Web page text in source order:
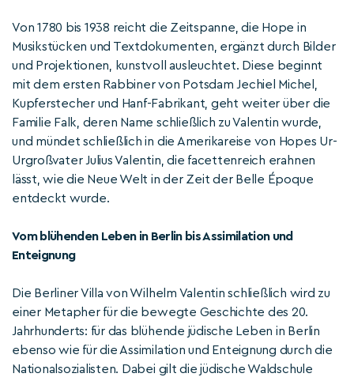
Von 1780 bis 1938 reicht die Zeitspanne, die Hope in
Musikstücken und Textdokumenten, ergänzt durch Bilder
und Projektionen, kunstvoll ausleuchtet. Diese beginnt
mit dem ersten Rabbiner von Potsdam Jechiel Michel,
Kupferstecher und Hanf-Fabrikant, geht weiter über die
Familie Falk, deren Name schließlich zu Valentin wurde,
und mündet schließlich in die Amerikareise von Hopes Ur-
Urgroßvater Julius Valentin, die facettenreich erahnen
lässt, wie die Neue Welt in der Zeit der Belle Époque
entdeckt wurde.
Vom blühenden Leben in Berlin bis Assimilation und
Enteignung
Die Berliner Villa von Wilhelm Valentin schließlich wird zu
einer Metapher für die bewegte Geschichte des 20.
Jahrhunderts: für das blühende jüdische Leben in Berlin
ebenso wie für die Assimilation und Enteignung durch die
Nationalsozialisten. Dabei gilt die jüdische Waldschule